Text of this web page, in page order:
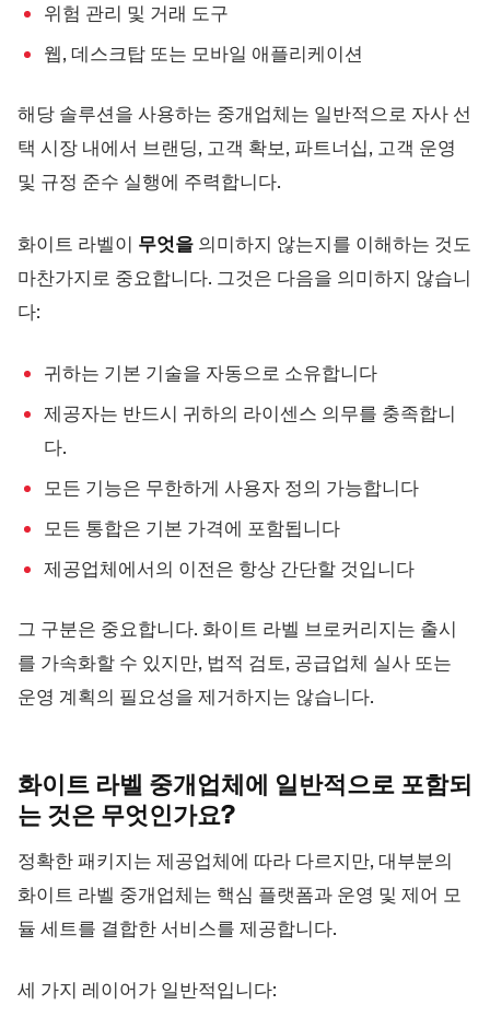
위험 관리 및 거래 도구
웹, 데스크탑 또는 모바일 애플리케이션
해당 솔루션을 사용하는 중개업체는 일반적으로 자사 선
택 시장 내에서 브랜딩, 고객 확보, 파트너십, 고객 운영
및 규정 준수 실행에 주력합니다.
화이트 라벨이 무엇을 의미하지 않는지를 이해하는 것도
마찬가지로 중요합니다. 그것은 다음을 의미하지 않습니
다:
귀하는 기본 기술을 자동으로 소유합니다
제공자는 반드시 귀하의 라이센스 의무를 충족합니
다.
모든 기능은 무한하게 사용자 정의 가능합니다
모든 통합은 기본 가격에 포함됩니다
제공업체에서의 이전은 항상 간단할 것입니다
그 구분은 중요합니다. 화이트 라벨 브로커리지는 출시
를 가속화할 수 있지만, 법적 검토, 공급업체 실사 또는
운영 계획의 필요성을 제거하지는 않습니다.
화이트 라벨 중개업체에 일반적으로 포함되
는 것은 무엇인가요?
정확한 패키지는 제공업체에 따라 다르지만, 대부분의
화이트 라벨 중개업체는 핵심 플랫폼과 운영 및 제어 모
듈 세트를 결합한 서비스를 제공합니다.
세 가지 레이어가 일반적입니다: